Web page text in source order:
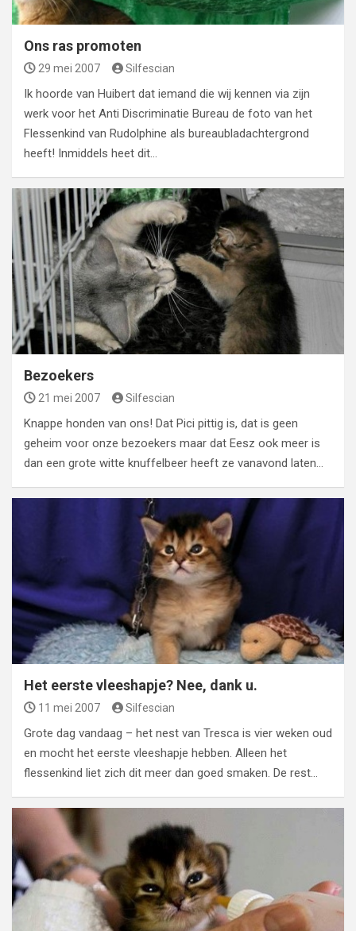
Ons ras promoten
29 mei 2007 Silfescian
Ik hoorde van Huibert dat iemand die wij kennen via zijn
werk voor het Anti Discriminatie Bureau de foto van het
Flessenkind van Rudolphine als bureaubladachtergrond
heeft! Inmiddels heet dit…
Bezoekers
21 mei 2007 Silfescian
Knappe honden van ons! Dat Pici pittig is, dat is geen
geheim voor onze bezoekers maar dat Eesz ook meer is
dan een grote witte knuffelbeer heeft ze vanavond laten…
Het eerste vleeshapje? Nee, dank u.
11 mei 2007 Silfescian
Grote dag vandaag – het nest van Tresca is vier weken oud
en mocht het eerste vleeshapje hebben. Alleen het
flessenkind liet zich dit meer dan goed smaken. De rest…